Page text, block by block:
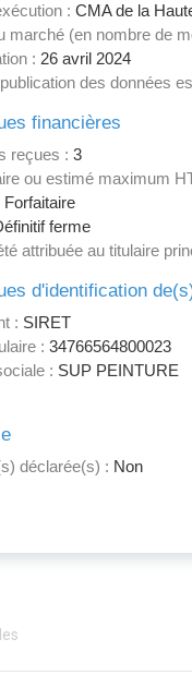
: CMA de la
marché (en nombre de
: 26 avril 2024
des données
financières
reçues : 3
ou estimé maximum
Forfaitaire
ferme
attribuée au titulaire
d'identification
: SIRET
: 34766564800023
: SUP PEINTURE
déclarée(s) : Non